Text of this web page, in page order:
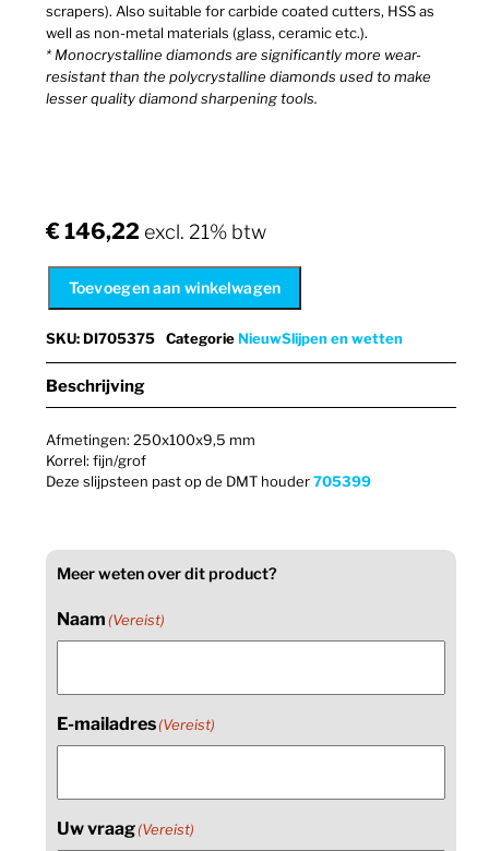
scrapers). Also suitable for carbide coated cutters, HSS as
well as non-metal materials (glass, ceramic etc.).
* Monocrystalline diamonds are significantly more wear-
resistant than the polycrystalline diamonds used to make
lesser quality diamond sharpening tools.
€146,22 excl. 21% btw
Toevoegen aan winkelwagen
SKU:DI705375 CategorieNieuwSlijpen en wetten
Beschrijving
Afmetingen: 250x100x9,5 mm
Korrel: fijn/grof
Deze slijpsteen past op de DMT houder705399
Meer weten over dit product?
Naam (Vereist)
E-mailadres(Vereist)
Uw vraag(Vereist)